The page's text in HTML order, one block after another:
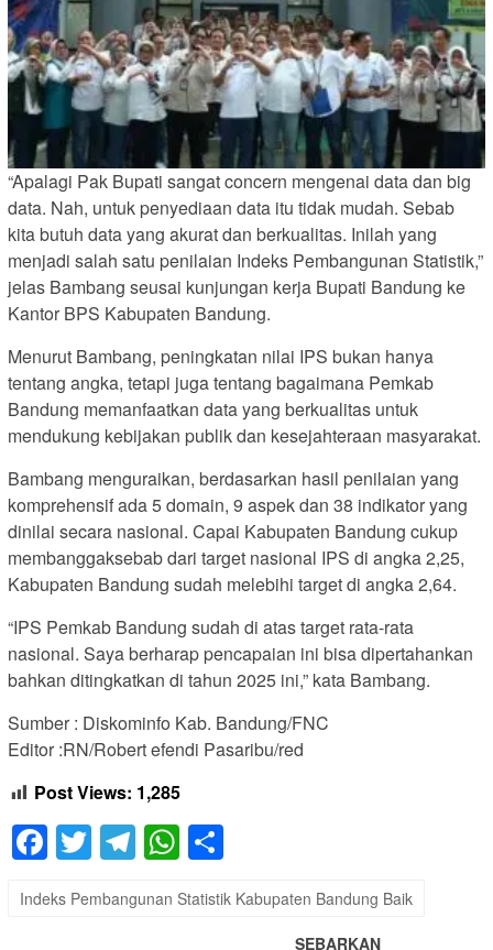
“Apalagi Pak Bupati sangat concern mengenai data dan big
data. Nah, untuk penyediaan data itu tidak mudah. Sebab
kita butuh data yang akurat dan berkualitas. Inilah yang
menjadi salah satu penilaian Indeks Pembangunan Statistik,”
jelas Bambang seusai kunjungan kerja Bupati Bandung ke
Kantor BPS Kabupaten Bandung.
Menurut Bambang, peningkatan nilai IPS bukan hanya
tentang angka, tetapi juga tentang bagaimana Pemkab
Bandung memanfaatkan data yang berkualitas untuk
mendukung kebijakan publik dan kesejahteraan masyarakat.
Bambang menguraikan, berdasarkan hasil penilaian yang
komprehensif ada 5 domain, 9 aspek dan 38 indikator yang
dinilai secara nasional. Capai Kabupaten Bandung cukup
membanggaksebab dari target nasional IPS di angka 2,25,
Kabupaten Bandung sudah melebihi target di angka 2,64.
“IPS Pemkab Bandung sudah di atas target rata-rata
nasional. Saya berharap pencapaian ini bisa dipertahankan
bahkan ditingkatkan di tahun 2025 ini,” kata Bambang.
Sumber : Diskominfo Kab. Bandung/FNC
Editor :RN/Robert efendi Pasaribu/red
Post Views: 1,285
Facebook
Twitter
Telegram
WhatsApp
Indeks Pembangunan Statistik Kabupaten Bandung Baik
SEBARKAN